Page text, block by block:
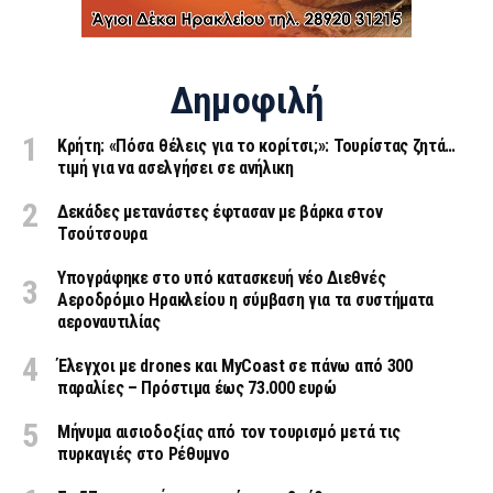
Δημοφιλή
Κρήτη: «Πόσα θέλεις για το κορίτσι;»: Τουρίστας ζητά…
τιμή για να ασελγήσει σε ανήλικη
Δεκάδες μετανάστες έφτασαν με βάρκα στον
Τσούτσουρα
Υπογράφηκε στο υπό κατασκευή νέο Διεθνές
Αεροδρόμιο Ηρακλείου η σύμβαση για τα συστήματα
αεροναυτιλίας
Έλεγχοι με drones και MyCoast σε πάνω από 300
παραλίες – Πρόστιμα έως 73.000 ευρώ
Μήνυμα αισιοδοξίας από τον τουρισμό μετά τις
πυρκαγιές στο Ρέθυμνο